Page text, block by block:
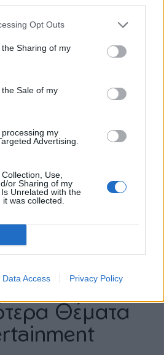
Opt Outs
Sharing of my
Sale of my
my
Advertising.
Use,
or Sharing of my
Unrelated with the
was collected.
Data Access Privacy Policy
Θέματα